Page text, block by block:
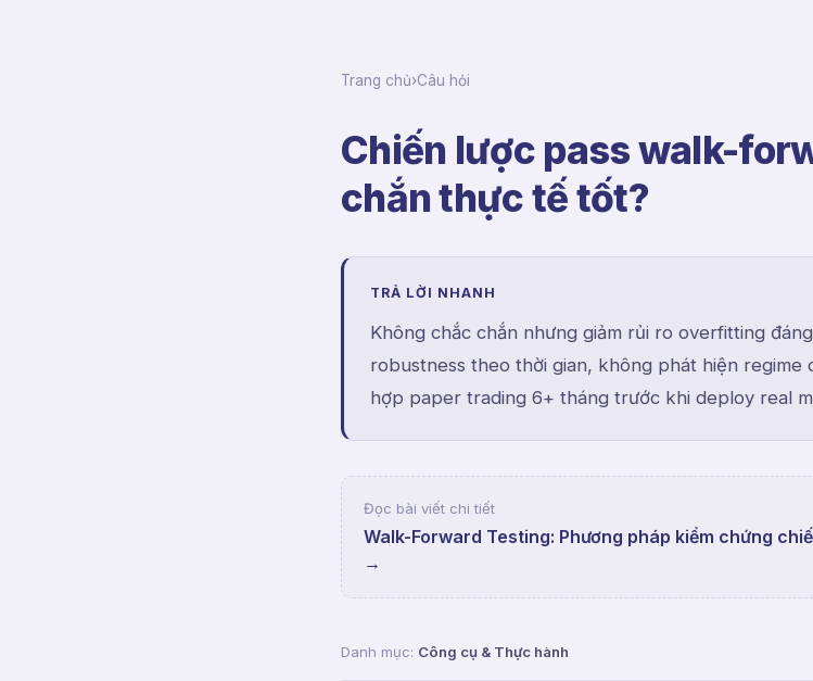
Trang chủ›Câu hỏi
Chiến lược pass walk-
chắn thực tế tốt?
TRẢ LỜI NHANH
Không chắc chắn nhưng giảm rủi ro overfitting
robustness theo thời gian, không phát hiện regime
hợp paper trading 6+ tháng trước khi deploy real
Đọc bài viết chi tiết
Walk-Forward Testing: Phương pháp kiểm chứng
→
Danh mục: Công cụ & Thực hành